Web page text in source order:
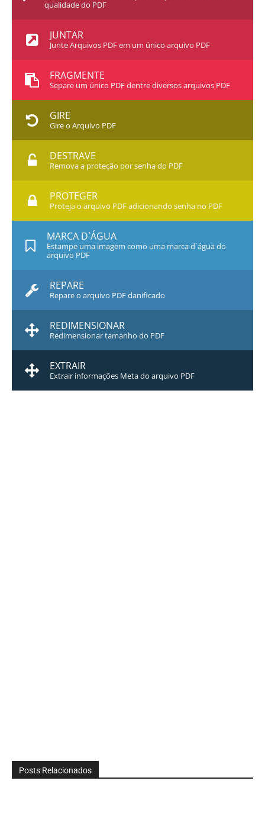
qualidade do PDF
JUNTAR
Junte Arquivos PDF em um único arquivo PDF
FRAGMENTE
Separe um único PDF dentre diversos arquivos PDF
GIRE
Gire o Arquivo PDF
DESTRAVE
Remova a proteção por senha do PDF
PROTEGER
Proteja o arquivo PDF adicionando senha no PDF
MARCA D`ÁGUA
Estampe uma imagem como uma marca d`água do
arquivo PDF
REPARE
Repare o arquivo PDF danificado
REDIMENSIONAR
Redimensionar tamanho do PDF
EXTRAIR
Extrair informações Meta do arquivo PDF
Posts Relacionados